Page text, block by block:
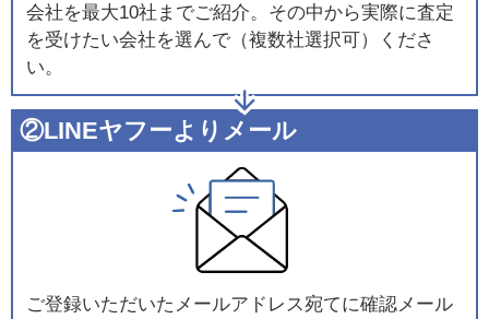
会社を最大10社までご紹介。その中から実際に査定
を受けたい会社を選んで（複数社選択可）くださ
い。
②LINEヤフーよりメール
ご登録いただいたメールアドレス宛てに確認メール